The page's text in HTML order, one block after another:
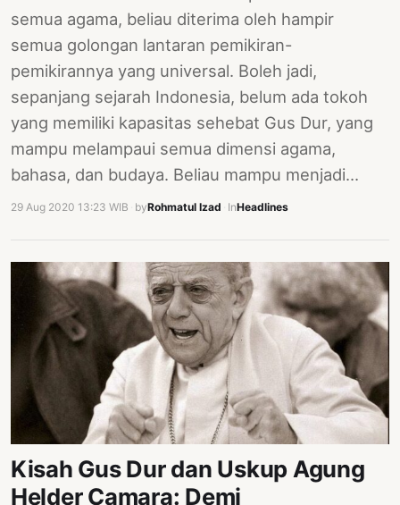
semua agama, beliau diterima oleh hampir
semua golongan lantaran pemikiran-
pemikirannya yang universal. Boleh jadi,
sepanjang sejarah Indonesia, belum ada tokoh
yang memiliki kapasitas sehebat Gus Dur, yang
mampu melampaui semua dimensi agama,
bahasa, dan budaya. Beliau mampu menjadi…
29 Aug 2020 13:23 WIB byRohmatul Izad InHeadlines
Kisah Gus Dur dan Uskup Agung
Helder Camara: Demi